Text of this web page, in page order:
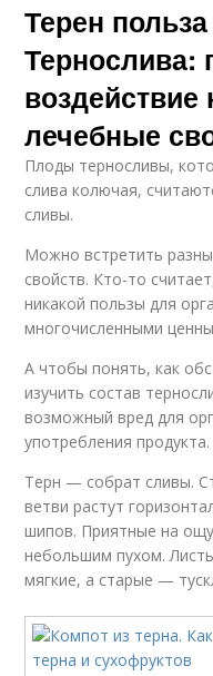
Терен
Тернослива:
воздействие
лечебные
Плоды терносливы,
слива колючая,
сливы.
Можно встретить
свойств. Кто-то
никакой пользы для
многочисленными
А чтобы понять, как
изучить состав
возможный вред для
употребления продукта.
Терн — собрат сливы.
ветви растут
шипов. Приятные на
небольшим пухом.
мягкие, а старые —